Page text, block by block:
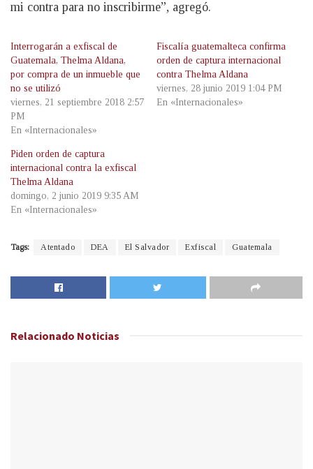
mi contra para no inscribirme”, agregó.
Interrogarán a exfiscal de
Guatemala, Thelma Aldana,
por compra de un inmueble que
no se utilizó
viernes, 21 septiembre 2018 2:57
PM
En «Internacionales»
Fiscalía guatemalteca confirma
orden de captura internacional
contra Thelma Aldana
viernes, 28 junio 2019 1:04 PM
En «Internacionales»
Piden orden de captura
internacional contra la exfiscal
Thelma Aldana
domingo, 2 junio 2019 9:35 AM
En «Internacionales»
Tags: Atentado DEA El Salvador Exfiscal Guatemala
Relacionado Noticias